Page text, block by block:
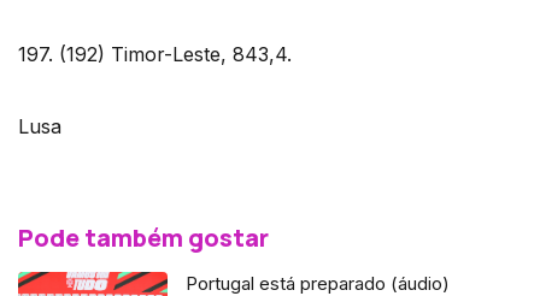
197. (192) Timor-Leste, 843,4.
Lusa
Pode também gostar
Portugal está preparado (áudio)